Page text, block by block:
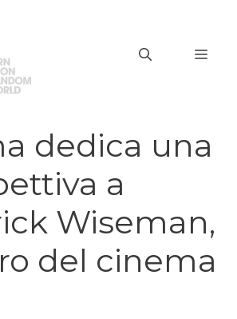
dedica una
a
Wiseman,
del cinema